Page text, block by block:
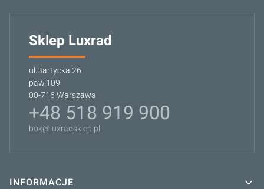
Sklep Luxrad
ul.Bartycka 26
paw.109
00-716 Warszawa
+48 518 919 900
bok@luxradsklep.pl
Linki w stopce
INFORMACJE